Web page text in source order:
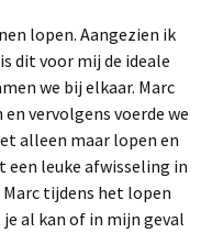
lopen. Aangezien ik
dit voor mij de ideale
we bij elkaar. Marc
vervolgens voerde we
alleen maar lopen en
een leuke afwisseling in
tijdens het lopen
al kan of in mijn geval